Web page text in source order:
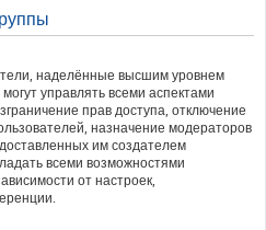
наделённые высшим уровнем
управлять всеми аспектами
прав доступа, отключение
назначение модераторов
им создателем
всеми возможностями
от настроек,